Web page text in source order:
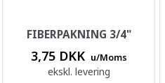
FIBERPAKNING 3/4"
3,75 DKK u/Moms
ekskl. levering